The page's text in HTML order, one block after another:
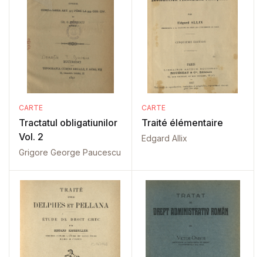
CARTE
Tractatul obligatiunilor
Vol. 2
Grigore George Paucescu
CARTE
Traité élémentaire
Edgard Allix